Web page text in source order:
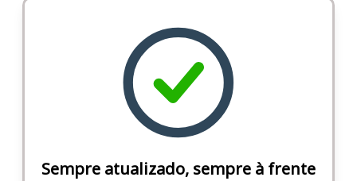
Sempre atualizado, sempre à frente